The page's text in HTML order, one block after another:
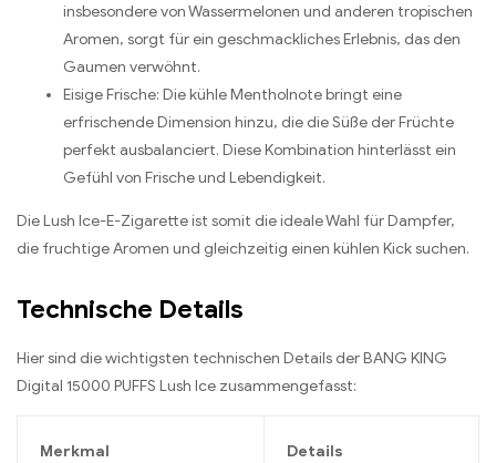
insbesondere von Wassermelonen und anderen tropischen
Aromen, sorgt für ein geschmackliches Erlebnis, das den
Gaumen verwöhnt.
Eisige Frische: Die kühle Mentholnote bringt eine
erfrischende Dimension hinzu, die die Süße der Früchte
perfekt ausbalanciert. Diese Kombination hinterlässt ein
Gefühl von Frische und Lebendigkeit.
Die Lush Ice-E-Zigarette ist somit die ideale Wahl für Dampfer,
die fruchtige Aromen und gleichzeitig einen kühlen Kick suchen.
Technische Details
Hier sind die wichtigsten technischen Details der BANG KING
Digital 15000 PUFFS Lush Ice zusammengefasst:
Merkmal Details